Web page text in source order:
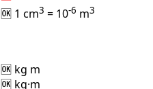
🆗 1 cm3 = 10-6 m3
🆗 kg m
🆗 kg·m